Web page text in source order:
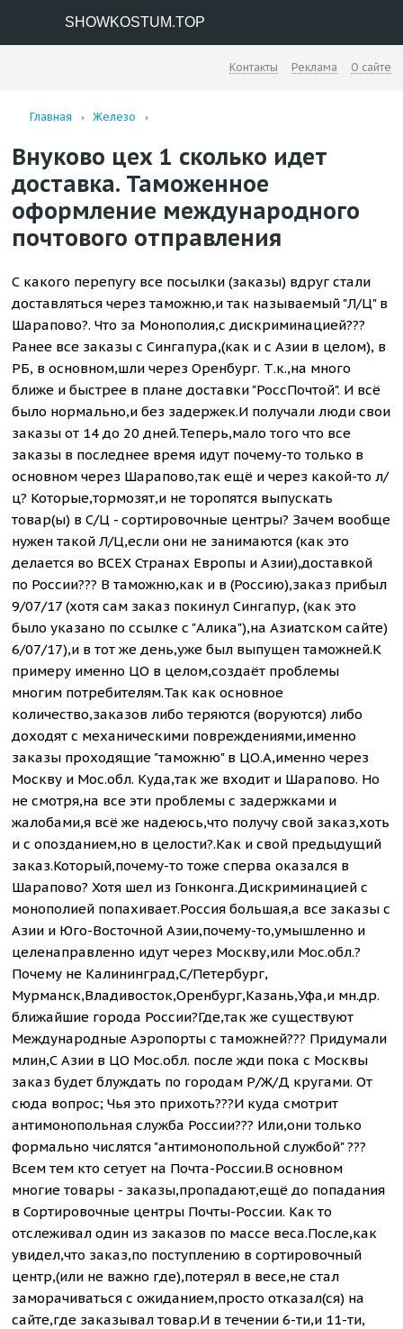
SHOWKOSTUM.TOP
Контакты Реклама О сайте
Главная Железо
Внуково цех 1 сколько идет
доставка. Таможенное
оформление международного
почтового отправления
С какого перепугу все посылки (заказы) вдруг стали
доставляться через таможню,и так называемый "Л/Ц" в
Шарапово?. Что за Монополия,с дискриминацией???
Ранее все заказы с Сингапура,(как и с Азии в целом), в
РБ, в основном,шли через Оренбург. Т.к.,на много
ближе и быстрее в плане доставки "РоссПочтой". И всё
было нормально,и без задержек.И получали люди свои
заказы от 14 до 20 дней.Теперь,мало того что все
заказы в последнее время идут почему-то только в
основном через Шарапово,так ещё и через какой-то л/
ц? Которые,тормозят,и не торопятся выпускать
товар(ы) в С/Ц - сортировочные центры? Зачем вообще
нужен такой Л/Ц,если они не занимаются (как это
делается во ВСЕХ Странах Европы и Азии),доставкой
по России??? В таможню,как и в (Россию),заказ прибыл
9/07/17 (хотя сам заказ покинул Сингапур, (как это
было указано по ссылке с "Алика"),на Азиатском сайте)
6/07/17),и в тот же день,уже был выпущен таможней.К
примеру именно ЦО в целом,создаёт проблемы
многим потребителям.Так как основное
количество,заказов либо теряются (воруются) либо
доходят с механическими повреждениями,именно
заказы проходящие "таможню" в ЦО.А,именно через
Москву и Мос.обл. Куда,так же входит и Шарапово. Но
не смотря,на все эти проблемы с задержками и
жалобами,я всё же надеюсь,что получу свой заказ,хоть
и с опозданием,но в целости?.Как и свой предыдущий
заказ.Который,почему-то тоже сперва оказался в
Шарапово? Хотя шел из Гонконга.Дискриминацией с
монополией попахивает.Россия большая,а все заказы с
Азии и Юго-Восточной Азии,почему-то,умышленно и
целенаправленно идут через Москву,или Мос.обл.?
Почему не Калининград,С/Петербург,
Мурманск,Владивосток,Оренбург,Казань,Уфа,и мн.др.
ближайшие города России?Где,так же существуют
Международные Аэропорты с таможней??? Придумали
млин,С Азии в ЦО Мос.обл. после жди пока с Москвы
заказ будет блуждать по городам Р/Ж/Д кругами. От
сюда вопрос; Чья это прихоть???И куда смотрит
антимонопольная служба России??? Или,они только
формально числятся "антимонопольной службой" ???
Всем тем кто сетует на Почта-России.В основном
многие товары - заказы,пропадают,ещё до попадания
в Сортировочные центры Почты-России. Как то
отслеживал один из заказов по массе веса.После,как
увидел,что заказ,по поступлению в сортировочный
центр,(или не важно где),потерял в весе,не стал
заморачиваться с ожиданием,просто отказал(ся) на
сайте,где заказывал товар.И в течении 6-ти,и 11-ти,